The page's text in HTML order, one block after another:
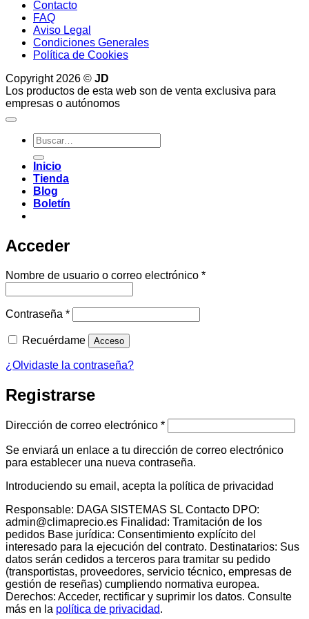
Contacto
FAQ
Aviso Legal
Condiciones Generales
Política de Cookies
Copyright 2026 © JD
Los productos de esta web son de venta exclusiva para
empresas o autónomos
Buscar
por:
Inicio
Tienda
Blog
Boletín
Acceder
Nombre de usuario o correo electrónico *Obligatorio
Contraseña *Obligatorio
Recuérdame Acceso
¿Olvidaste la contraseña?
Registrarse
Dirección de correo electrónico *Obligatorio
Se enviará un enlace a tu dirección de correo electrónico
para establecer una nueva contraseña.
Introduciendo su email, acepta la política de privacidad
Responsable: DAGA SISTEMAS SL Contacto DPO:
admin@climaprecio.es Finalidad: Tramitación de los
pedidos Base jurídica: Consentimiento explícito del
interesado para la ejecución del contrato. Destinatarios: Sus
datos serán cedidos a terceros para tramitar su pedido
(transportistas, proveedores, servicio técnico, empresas de
gestión de reseñas) cumpliendo normativa europea.
Derechos: Acceder, rectificar y suprimir los datos. Consulte
más en la política de privacidad.